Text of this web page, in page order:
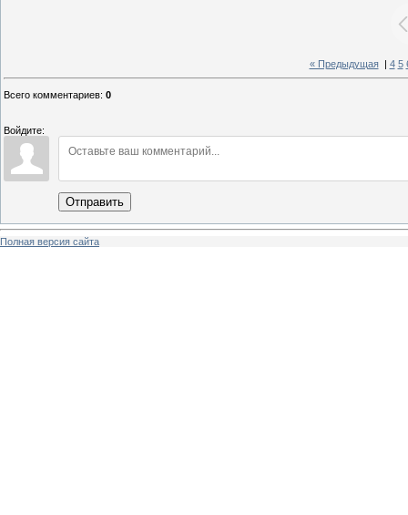
« Предыдущая| 4 5
Всего комментариев: 0
Войдите:
Отправить
Полная версия сайта